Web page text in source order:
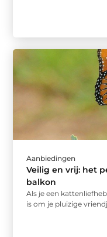
Aanbiedingen
Veilig en vrij: het
balkon
Als je een
is om je pluizige